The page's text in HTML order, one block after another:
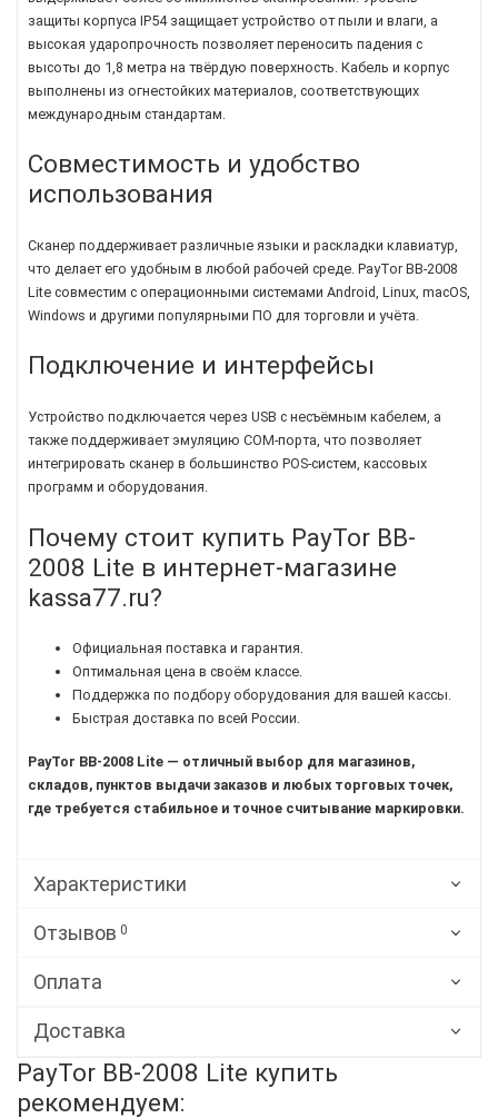
защиты корпуса IP54 защищает устройство от пыли и влаги, а
высокая ударопрочность позволяет переносить падения с
высоты до 1,8 метра на твёрдую поверхность. Кабель и корпус
выполнены из огнестойких материалов, соответствующих
международным стандартам.
Совместимость и удобство
использования
Сканер поддерживает различные языки и раскладки клавиатур,
что делает его удобным в любой рабочей среде. PayTor BB-2008
Lite совместим с операционными системами Android, Linux, macOS,
Windows и другими популярными ПО для торговли и учёта.
Подключение и интерфейсы
Устройство подключается через USB с несъёмным кабелем, а
также поддерживает эмуляцию COM-порта, что позволяет
интегрировать сканер в большинство POS-систем, кассовых
программ и оборудования.
Почему стоит купить PayTor BB-
2008 Lite в интернет-магазине
kassa77.ru?
Официальная поставка и гарантия.
Оптимальная цена в своём классе.
Поддержка по подбору оборудования для вашей кассы.
Быстрая доставка по всей России.
PayTor BB-2008 Lite — отличный выбор для магазинов,
складов, пунктов выдачи заказов и любых торговых точек,
где требуется стабильное и точное считывание маркировки.
Характеристики
Отзывов 0
Оплата
Доставка
PayTor BB-2008 Lite купить
рекомендуем: